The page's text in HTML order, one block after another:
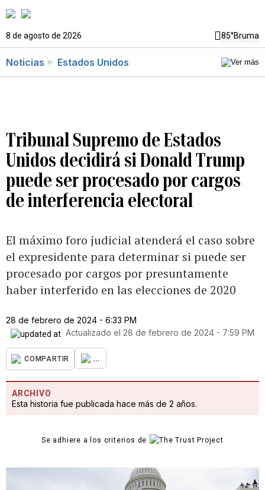
8 de agosto de 2026 85°Bruma
Noticias Estados Unidos
Tribunal Supremo de Estados
Unidos decidirá si Donald Trump
puede ser procesado por cargos
de interferencia electoral
El máximo foro judicial atenderá el caso sobre
el expresidente para determinar si puede ser
procesado por cargos por presuntamente
haber interferido en las elecciones de 2020
28 de febrero de 2024 - 6:33 PM
Actualizado el 28 de febrero de 2024 - 7:59 PM
COMPARTIR ...
ARCHIVO
Esta historia fue publicada hace más de 2 años.
Se adhiere a los criterios de